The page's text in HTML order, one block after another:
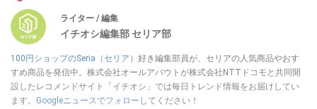
ライター / 編集
イチオシ編集部 セリア部
100円ショップのSeria（セリア） 好き編集部員が、セリアの人気商品やおす
すめ商品を発信中。株式会社オールアバウトが株式会社NTTドコモと共同開
設したレコメンドサイト「イチオシ」では毎日トレンド情報をお届けしてい
ます。 Googleニュースでフォロー してください！